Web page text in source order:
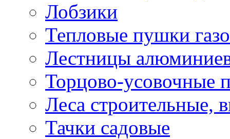
Лобзики
Тепловые пушки
Лестницы
Торцово-усовочные
Леса строительные,
Тачки садовые